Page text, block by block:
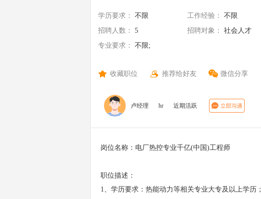
学历要求： 不限 工作经验： 不限
招聘人数：
5 招聘对象： 社会人才
专业要求：
不限;
收藏职位 推荐给好友 微信分享
卢经理 hr 近期活跃
岗位名称：电厂热控专业千亿(中国)工程师
职位描述：
1、学历要求：热能动力等相关专业大专及以上学历；